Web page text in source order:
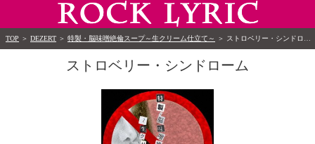
TOP ＞ DEZERT ＞ 特製・脳味噌絶倫スープ～生クリーム仕立て～ ＞ ストロベリー・シンドローム
ストロベリー・シンドローム